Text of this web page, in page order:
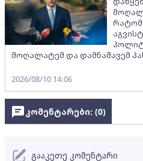
რატომ
მოღალატემ და დამნაშავემ
2026/08/10 14:06
კომენტარები: (0)
გააკეთე კომენტარი